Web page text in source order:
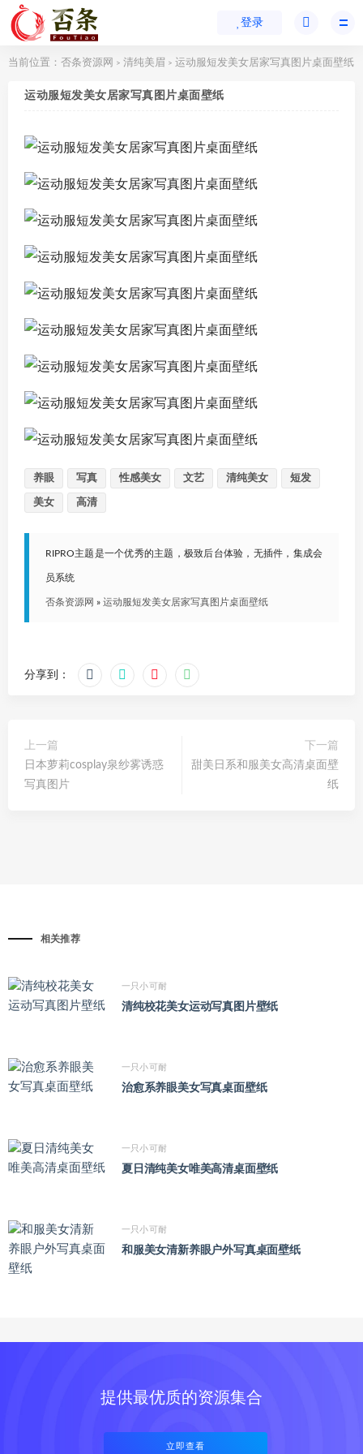
登录
当前位置： 否条资源网 > 清纯美眉 > 运动服短发美女居家写真图片桌面壁纸
运动服短发美女居家写真图片桌面壁纸
养眼 写真 性感美女 文艺 清纯美女 短发
美女 高清
RIPRO主题是一个优秀的主题，极致后台体验，无插件，集成会
员系统
否条资源网 » 运动服短发美女居家写真图片桌面壁纸
分享到：
上一篇
日本萝莉cosplay泉纱雾诱惑
写真图片
下一篇
甜美日系和服美女高清桌面壁
纸
相关推荐
一只小可耐
清纯校花美女运动写真图片壁纸
一只小可耐
治愈系养眼美女写真桌面壁纸
一只小可耐
夏日清纯美女唯美高清桌面壁纸
一只小可耐
和服美女清新养眼户外写真桌面壁纸
提供最优质的资源集合
立即查看